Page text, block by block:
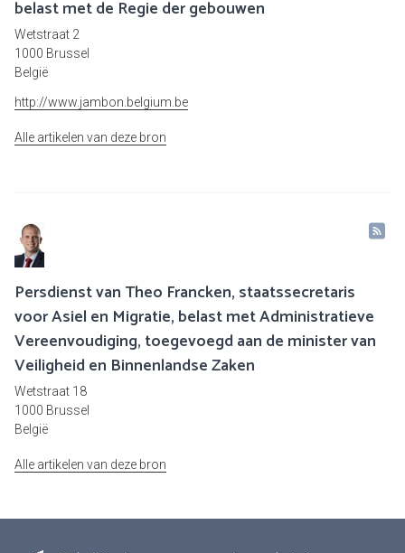
belast met de Regie der gebouwen
Wetstraat 2
1000 Brussel
België
http://www.jambon.belgium.be
Alle artikelen van deze bron
Persdienst van Theo Francken, staatssecretaris
voor Asiel en Migratie, belast met Administratieve
Vereenvoudiging, toegevoegd aan de minister van
Veiligheid en Binnenlandse Zaken
Wetstraat 18
1000 Brussel
België
Alle artikelen van deze bron